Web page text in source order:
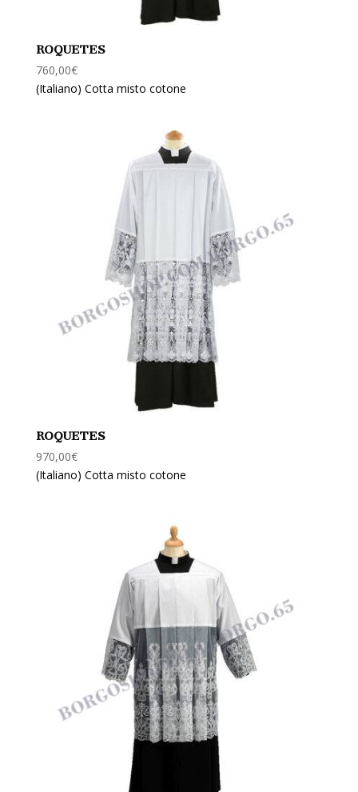
ROQUETES
760,00€
(Italiano) Cotta misto cotone
ROQUETES
970,00€
(Italiano) Cotta misto cotone